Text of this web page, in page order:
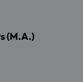
(M.A.)